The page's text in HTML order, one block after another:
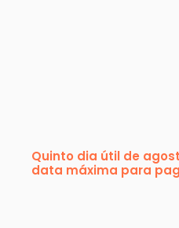
Quinto dia útil de
data máxima para